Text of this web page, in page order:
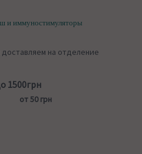
и иммуностимуляторы
доставляем на отделение
1500грн
от 50 грн